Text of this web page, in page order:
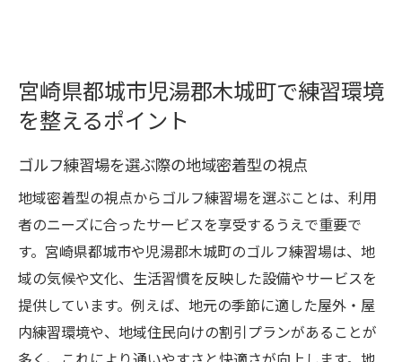
宮崎県都城市児湯郡木城町で練習環境
を整えるポイント
ゴルフ練習場を選ぶ際の地域密着型の視点
地域密着型の視点からゴルフ練習場を選ぶことは、利用
者のニーズに合ったサービスを享受するうえで重要で
す。宮崎県都城市や児湯郡木城町のゴルフ練習場は、地
域の気候や文化、生活習慣を反映した設備やサービスを
提供しています。例えば、地元の季節に適した屋外・屋
内練習環境や、地域住民向けの割引プランがあることが